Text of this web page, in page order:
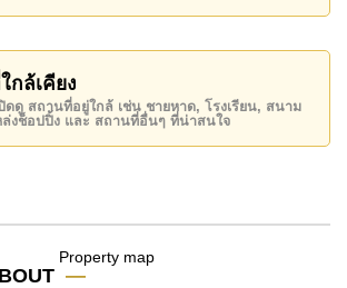
Grand Avenue Residence ได้แก่: เดิน
ง่าย, ไกล้เคียงรถประจำทาง , อาร์ท อิน
ปาร์ค , เอเชีย 9 หลุม กอล์ฟ , โรง
ยา, โรงพยาบาลพัทยาอินเตอร์เนชั่นแนล
ปิดให้เช่าระยะยาวในราคา ฿ 18,000
นเข้าอยู่อาศัย
กล้เคียง
ดดู สถานที่อยู่ใกล้ เช่น ชายหาด, โรงเรียน, สนาม
งช็อปปิ้ง และ สถานที่อื่นๆ ที่น่าสนใจ